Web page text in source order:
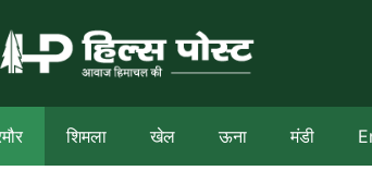
शिमला खेल ऊना मंडी